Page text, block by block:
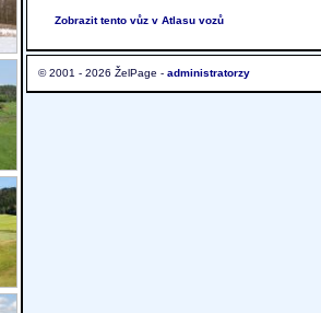
Zobrazit tento vůz v Atlasu vozů
© 2001 - 2026 ŽelPage - administratorzy